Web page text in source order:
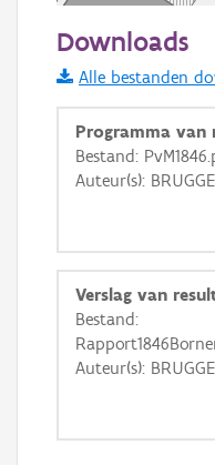
Informatie
i
+ −
Basis Lagen
Ortho
Downloads
Alle bestanden
Programma van
Bestand:
Auteur(s):
Verslag van
Bestand:
Auteur(s):